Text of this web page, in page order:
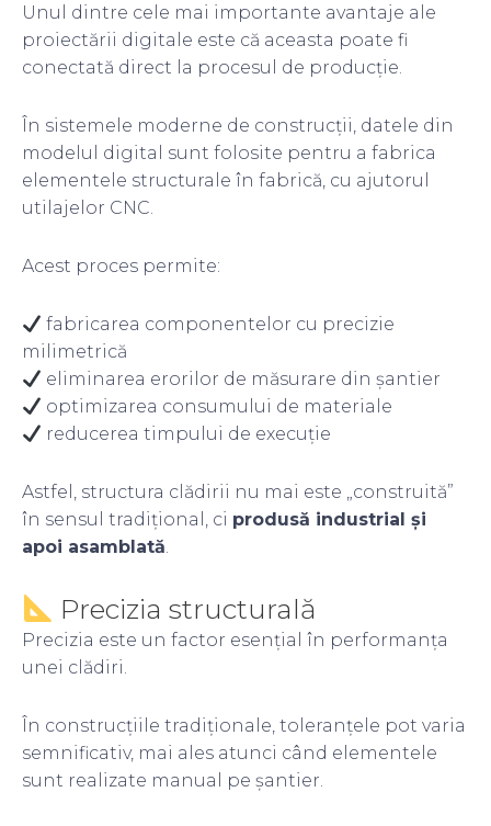
Unul dintre cele mai importante avantaje ale
proiectării digitale este că aceasta poate fi
conectată direct la procesul de producție.
În sistemele moderne de construcții, datele din
modelul digital sunt folosite pentru a fabrica
elementele structurale în fabrică, cu ajutorul
utilajelor CNC.
Acest proces permite:
fabricarea componentelor cu precizie
milimetrică
eliminarea erorilor de măsurare din șantier
optimizarea consumului de materiale
reducerea timpului de execuție
Astfel, structura clădirii nu mai este „construită”
în sensul tradițional, ci produsă industrial și
apoi asamblată.
Precizia structurală
Precizia este un factor esențial în performanța
unei clădiri.
În construcțiile tradiționale, toleranțele pot varia
semnificativ, mai ales atunci când elementele
sunt realizate manual pe șantier.